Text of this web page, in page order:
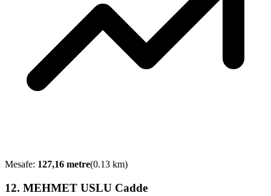
Mesafe: 127,16 metre(0.13 km)
12. MEHMET USLU Cadde